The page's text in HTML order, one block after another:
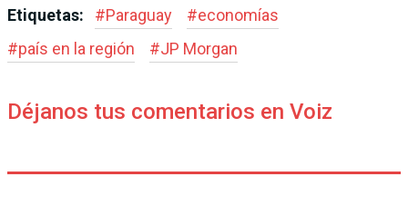
Etiquetas: #Paraguay #economías
#país en la región #JP Morgan
Déjanos tus comentarios en Voiz